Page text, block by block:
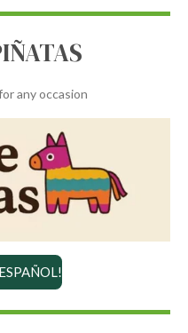
any occasion